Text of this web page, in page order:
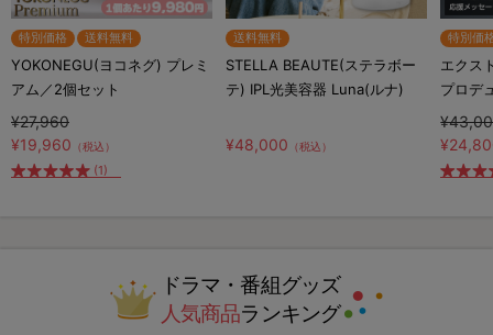
特別価格 送料無料
YOKONEGU(ヨコネグ) プレミ
アム／2個セット
¥27,960
¥19,960 （税込）
(1)
送料無料
STELLA BEAUTE(ステラボー
テ) IPL光美容器 Luna(ルナ)
¥48,000 （税込）
特別価
エクス
プロデ
ドラマ・番組グッズ
人気商品ランキング